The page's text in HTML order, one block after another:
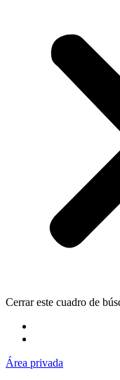
Cerrar este cuadro de
Área privada